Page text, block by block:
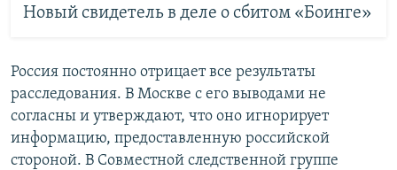
Новый свидетель в деле о сбитом «Боинге»
Россия постоянно отрицает все результаты
расследования. В Москве с его выводами не
согласны и утверждают, что оно игнорирует
информацию, предоставленную российской
стороной. В Совместной следственной группе